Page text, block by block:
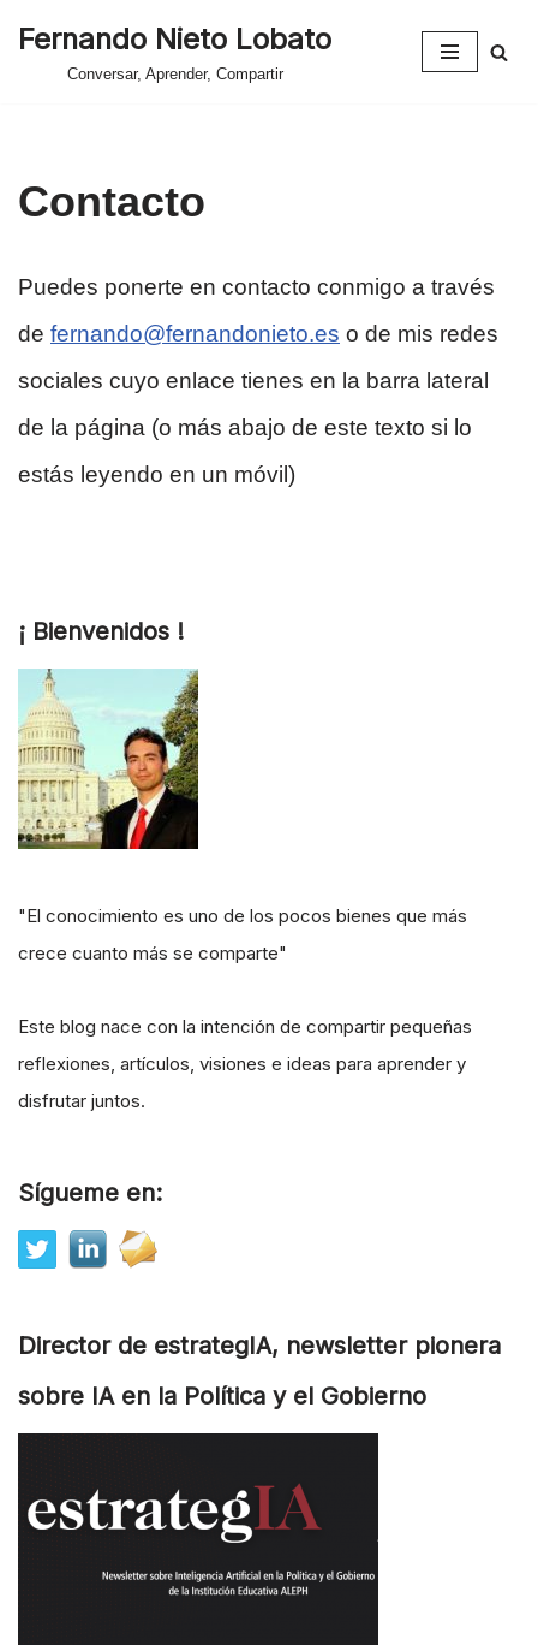
Fernando Nieto Lobato
Conversar, Aprender, Compartir
Contacto
Puedes ponerte en contacto conmigo a través
de fernando@fernandonieto.es o de mis redes
sociales cuyo enlace tienes en la barra lateral
de la página (o más abajo de este texto si lo
estás leyendo en un móvil)
¡ Bienvenidos !
"El conocimiento es uno de los pocos bienes que más
crece cuanto más se comparte"
Este blog nace con la intención de compartir pequeñas
reflexiones, artículos, visiones e ideas para aprender y
disfrutar juntos.
Sígueme en:
Director de estrategIA, newsletter pionera
sobre IA en la Política y el Gobierno